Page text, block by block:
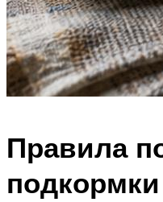
Правила
подкормки